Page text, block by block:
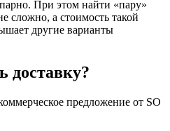
При этом найти «пару»
сложно, а стоимость такой
другие варианты
доставку?
предложение от SO